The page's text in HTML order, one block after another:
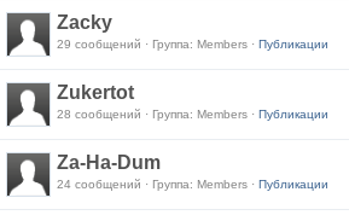
Zacky
29 сообщений · Группа: Members · Публикации
Zukertot
28 сообщений · Группа: Members · Публикации
Za-Ha-Dum
24 сообщений · Группа: Members · Публикации